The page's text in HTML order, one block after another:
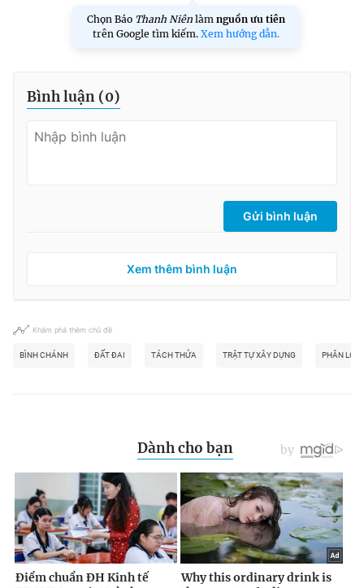
Chọn Báo Thanh Niên làm nguồn ưu tiên
trên Google tìm kiếm. Xem hướng dẫn.
Bình luận (0)
Gửi bình luận
Xem thêm bình luận
Khám phá thêm chủ đề
BÌNH CHÁNH ĐẤT ĐAI TÁCH THỬA TRẬT TỰ XÂY DỰNG PHÂN LÔ